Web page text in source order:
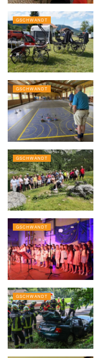
GSCHWANDT
GSCHWANDT
GSCHWANDT
GSCHWANDT
GSCHWANDT